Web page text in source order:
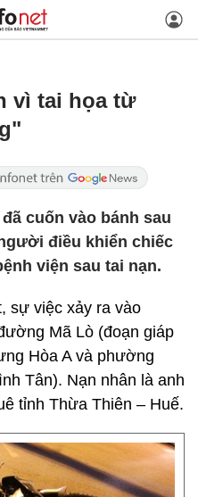
vì tai họa từ
cuốn vào bánh sau
điều khiển chiếc
viện sau tai nạn.
sự việc xảy ra vào
Mã Lò (đoạn giáp
Hòa A và phường
Tân). Nạn nhân là anh
tỉnh Thừa Thiên – Huế.